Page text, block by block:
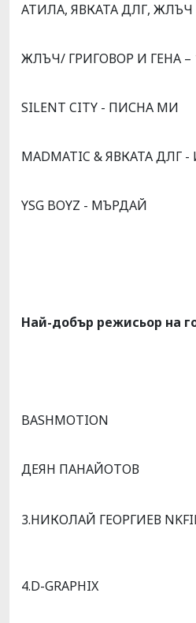
АТИЛА, ЯВКАТА ДЛГ, ЖЛЪЧ
ЖЛЪЧ/ ГРИГОВОР И ГЕНА –
SILENT CITY - ПИСНА МИ
MADMATIC & ЯВКАТА ДЛГ
YSG BOYZ - МЪРДАЙ
Най-добър режисьор на
BASHMOTION
ДЕЯН ПАНАЙОТОВ
3.НИКОЛАЙ ГЕОРГИЕВ
4.D-GRAPHIX